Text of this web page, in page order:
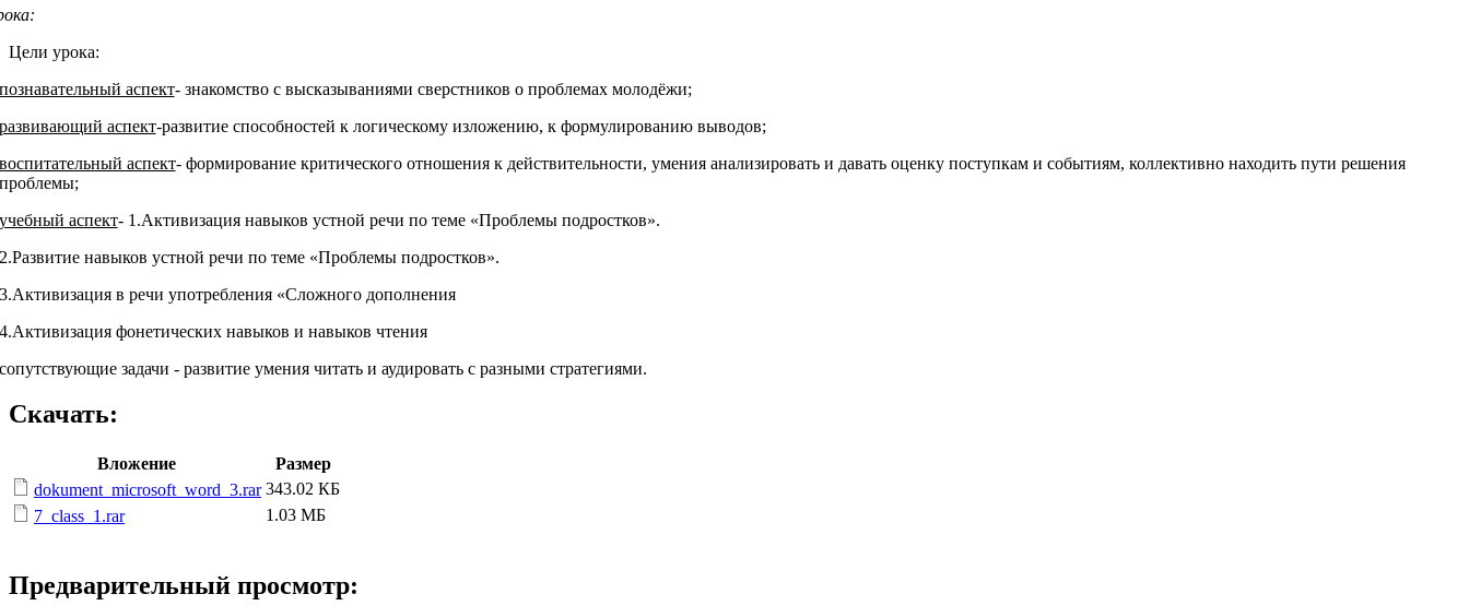
Цели урока:
аспект- знакомство с высказываниями сверстников о проблемах молодёжи;
аспект-развитие способностей к логическому изложению, к формулированию выводов;
аспект- формирование критического отношения к действительности, умения анализировать и давать оценку поступкам и событиям, коллективно находить пути решения
аспект- 1.Активизация навыков устной речи по теме «Проблемы подростков».
навыков устной речи по теме «Проблемы подростков».
в речи употребления «Сложного дополнения
фонетических навыков и навыков чтения
задачи - развитие умения читать и аудировать с разными стратегиями.
Скачать:
Вложение
Размер
dokument_microsoft_word_3.rar 343.02 КБ
7_class_1.rar
1.03 МБ
Предварительный просмотр: